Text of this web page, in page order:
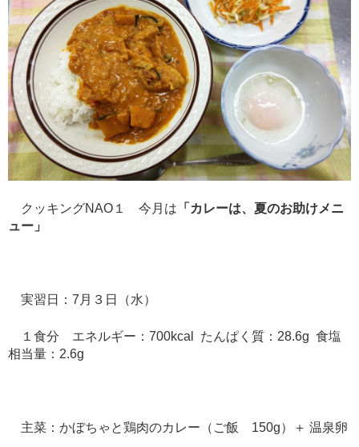
クッキングNAO１ 今月は 「カレーは、夏のお助けメニ
ュー」
実習日：7月３日（水）
１食分 エネルギー：700kcal たんぱく質：28.6g 食塩
相当量：2.6g
主菜：かぼちゃと鶏肉のカレー（ご飯 150g）＋ 温泉卵